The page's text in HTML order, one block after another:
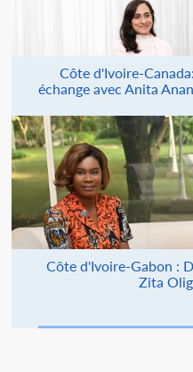
Côte d'Ivoire-
échange avec Anita
Côte d'Ivoire-Gabon :
Zita